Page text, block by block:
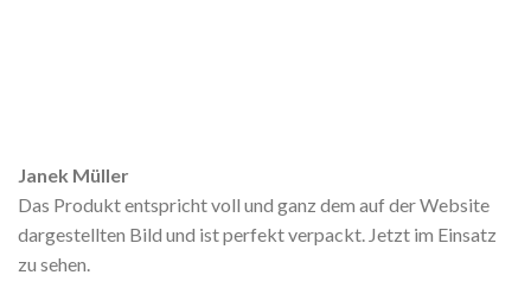
Janek Müller
Das Produkt entspricht voll und ganz dem auf der Website
dargestellten Bild und ist perfekt verpackt. Jetzt im Einsatz
zu sehen.